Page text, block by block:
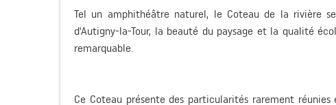
Tel un amphithéâtre naturel, le Coteau de la rivière
d'Autigny-la-Tour, la beauté du paysage et la qualité
remarquable.
Ce Coteau présente des particularités rarement